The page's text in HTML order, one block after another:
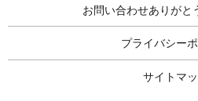
お問い合わせありがと
プライバシー
サイトマ